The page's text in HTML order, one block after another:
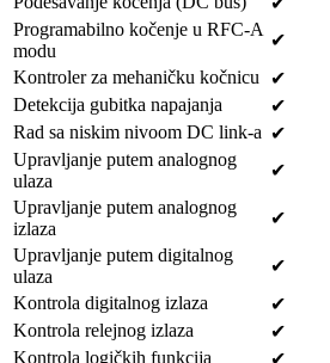
Programabilno kočenje u RFC-A
modu
✔
Kontroler za mehaničku kočnicu
✔
Detekcija gubitka napajanja
✔
Rad sa niskim nivoom DC link-a ✔
Upravljanje putem analognog
ulaza
✔
Upravljanje putem analognog
izlaza
✔
Upravljanje putem digitalnog
ulaza
✔
Kontrola digitalnog izlaza
✔
Kontrola relejnog izlaza
✔
Kontrola logičkih funkcija
✔